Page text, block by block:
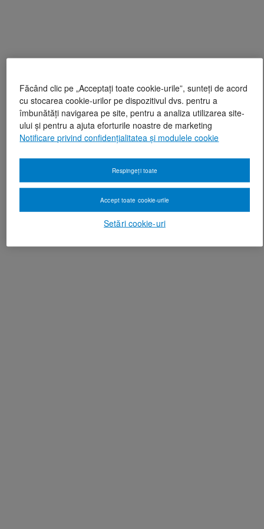
Făcând clic pe „Acceptați toate cookie-urile”, sunteți de acord
cu stocarea cookie-urilor pe dispozitivul dvs. pentru a
îmbunătăți navigarea pe site, pentru a analiza utilizarea site-
ului și pentru a ajuta eforturile noastre de marketing
Notificare privind confidențialitatea și modulele cookie
Setări cookie-uri
Respingeți toate
Accept toate cookie-urile